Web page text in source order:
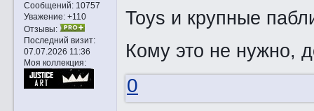
Сообщений:10757
Уважение: +110
Отзывы:
Последний визит:
07.07.2026 11:36
Моя коллекция:
Toys и крупные
Кому это не нужно,
0